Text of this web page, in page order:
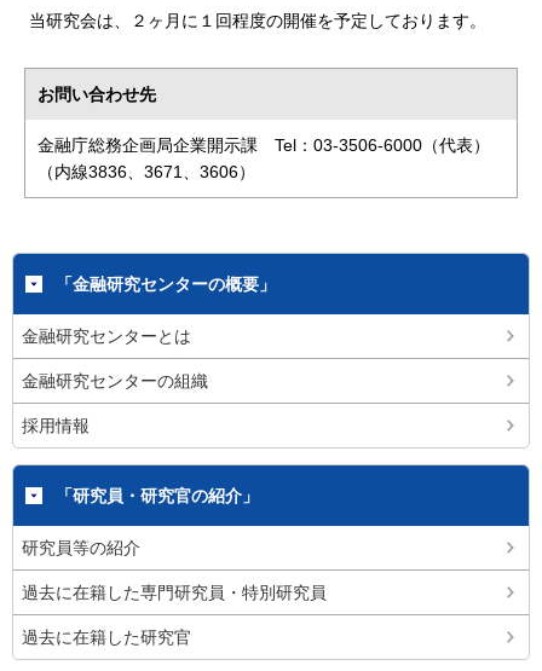
当研究会は、２ヶ月に１回程度の開催を予定しております。
お問い合わせ先
金融庁総務企画局企業開示課 Tel：03-3506-6000（代表）
（内線3836、3671、3606）
「金融研究センターの概要」
金融研究センターとは
金融研究センターの組織
採用情報
「研究員・研究官の紹介」
研究員等の紹介
過去に在籍した専門研究員・特別研究員
過去に在籍した研究官